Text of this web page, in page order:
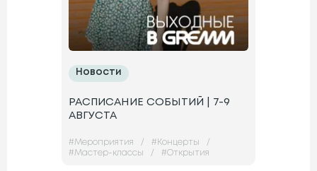
Новости
РАСПИСАНИЕ СОБЫТИЙ | 7-9
АВГУСТА
#Мероприятия / # Концерты
/
#Мастер-классы / #Открытия